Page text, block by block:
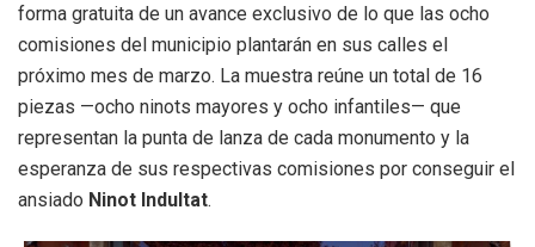
forma gratuita de un avance exclusivo de lo que las ocho
comisiones del municipio plantarán en sus calles el
próximo mes de marzo. La muestra reúne un total de 16
piezas —ocho ninots mayores y ocho infantiles— que
representan la punta de lanza de cada monumento y la
esperanza de sus respectivas comisiones por conseguir el
ansiado Ninot Indultat.